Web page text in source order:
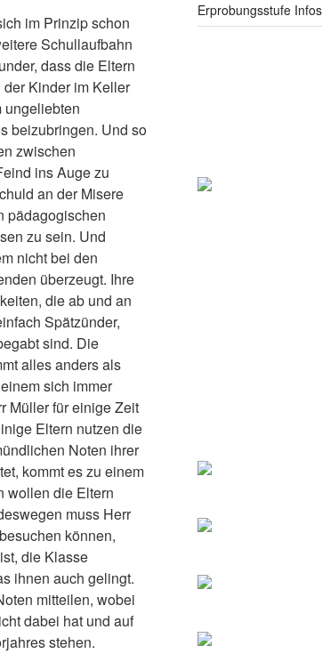
im Prinzip schon
Schullaufbahn
dass die Eltern
Kinder im Keller
ungeliebten
beizubringen. Und so
zwischen
ins Auge zu
an der Misere
pädagogischen
zu sein. Und
nicht bei den
überzeugt. Ihre
die ab und an
Spätzünder,
sind. Die
alles anders als
sich immer
Müller für einige Zeit
Eltern nutzen die
Noten ihrer
kommt es zu einem
wollen die Eltern
muss Herr
können,
die Klasse
ihnen auch gelingt.
mitteilen, wobei
dabei hat und auf
stehen.
Erprobungsstufe